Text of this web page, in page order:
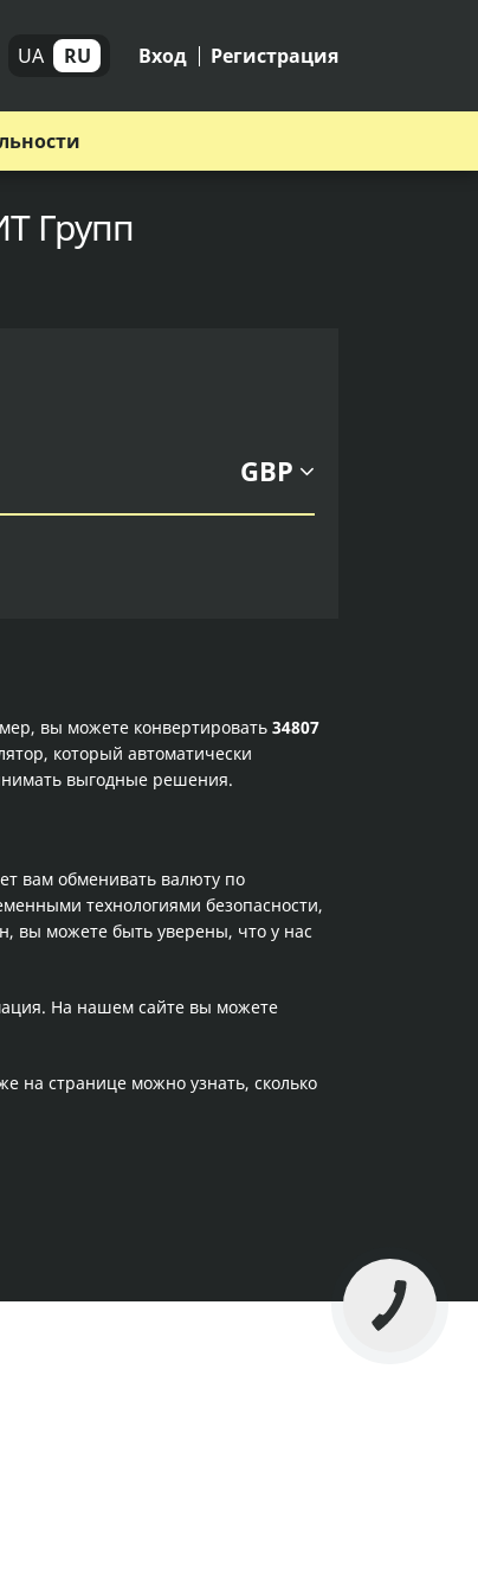
UA RU Вход Регистрация
Групп
GBP
вы можете конвертировать 34807
который автоматически
выгодные решения.
вам обменивать валюту по
технологиями безопасности,
вы можете быть уверены, что у нас
На нашем сайте вы можете
на странице можно узнать, сколько